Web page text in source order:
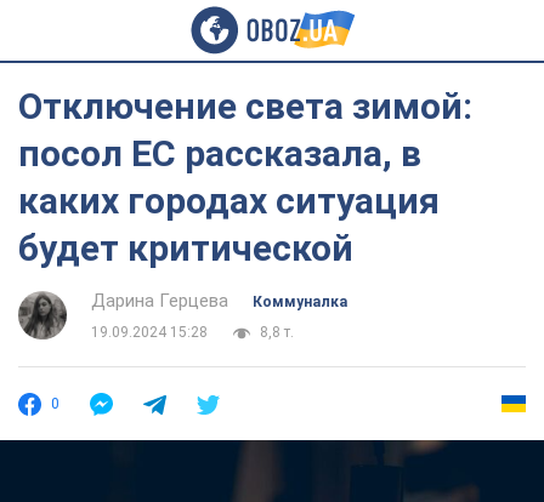
Отключение света зимой:
посол ЕС рассказала, в
каких городах ситуация
будет критической
Дарина Герцева
Коммуналка
19.09.2024 15:28
8,8 т.
0